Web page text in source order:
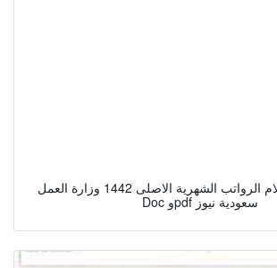
نماذج كشف استلام الرواتب الشهرية الاصلی 1442 وزارة العمل
Doc وpdf سعودية نيوز